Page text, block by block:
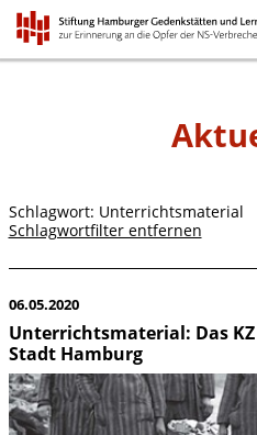
Schlagwort: Unterrichtsmaterial
Schlagwortfilter entfernen
06.05.2020
Unterrichtsmaterial: Das
Stadt Hamburg